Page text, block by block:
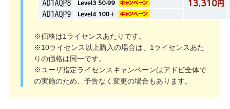
※価格は1ライセンスあたりです。
※10ライセンス以上購入の場合は、1ライセンスあた
りの価格は同一です。
※ユーザ指定ライセンスキャンペーンはアドビ全体で
の実施のため、予告なく変更の場合もあります。